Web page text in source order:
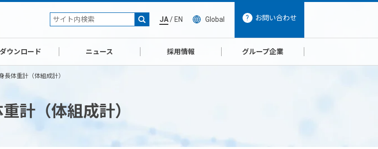
JA/ EN Global お問い合わせ
ウンロード ニュース 採用情報 グループ企業
長体重計（体組成計）
計（体組成計）